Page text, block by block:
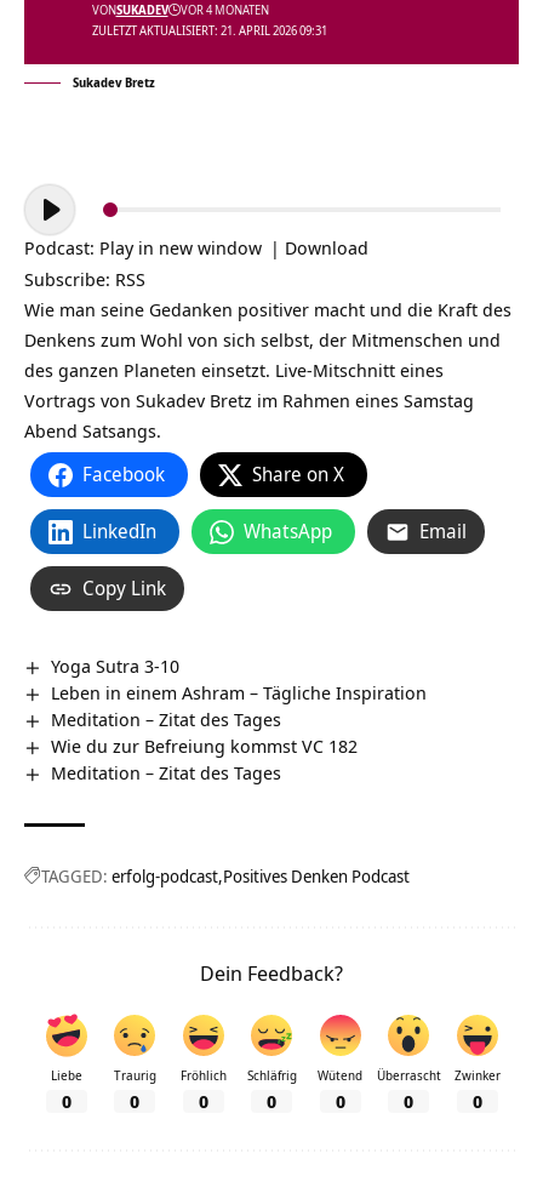
ZULETZT AKTUALISIERT: 21. APRIL 2026 09:31
VONSUKADEV VOR 4 MONATEN
Sukadev Bretz
Audio-
Player
Podcast: Play in new window | Download
Subscribe: RSS
Wie man seine Gedanken positiver macht und die Kraft des
Denkens zum Wohl von sich selbst, der Mitmenschen und
des ganzen Planeten einsetzt. Live-Mitschnitt eines
Vortrags von Sukadev Bretz im Rahmen eines Samstag
Abend Satsangs.
Facebook Share on X
LinkedIn WhatsApp Email
Copy Link
Yoga Sutra 3-10
Leben in einem Ashram – Tägliche Inspiration
Meditation – Zitat des Tages
Wie du zur Befreiung kommst VC 182
Meditation – Zitat des Tages
TAGGED: erfolg-podcast Positives Denken Podcast
Dein Feedback?
Liebe
0
Traurig
0
Fröhlich
0
Schläfrig
0
Wütend
0
Überrascht
0
Zwinker
0